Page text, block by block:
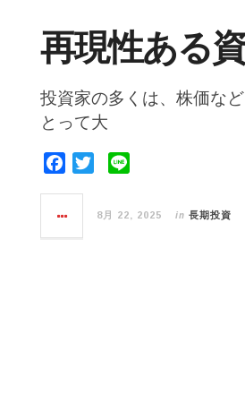
再現性ある
投資家の多くは、株価な
とって大
8月 22, 2025 in 長期投資